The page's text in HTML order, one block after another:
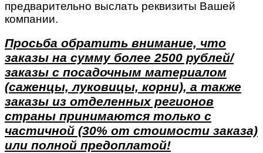
предварительно выслать реквизиты Вашей
компании.
Просьба обратить внимание, что
заказы на сумму более 2500 рублей/
заказы с посадочным материалом
(саженцы, луковицы, корни), а также
заказы из отделенных регионов
страны принимаются только с
частичной (30% от стоимости заказа)
или полной предоплатой!